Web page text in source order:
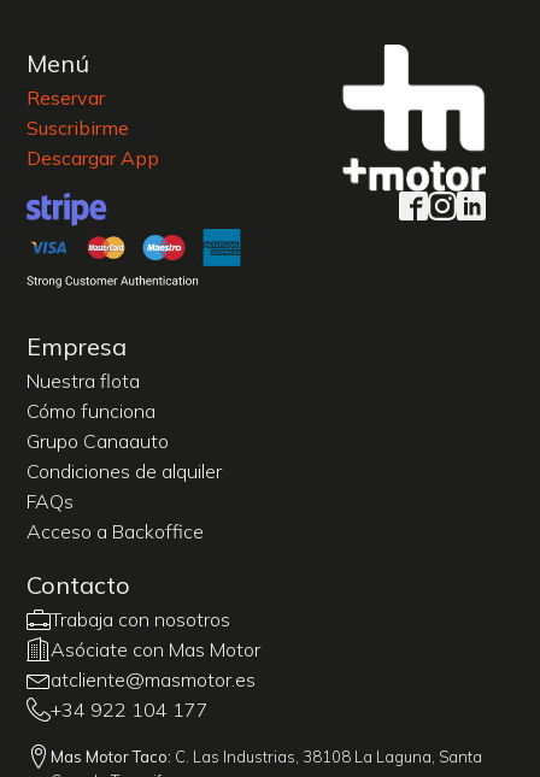
Menú
Reservar
Suscribirme
Descargar App
Empresa
Nuestra flota
Cómo funciona
Grupo Canaauto
Condiciones de alquiler
FAQs
Acceso a Backoffice
Contacto
Trabaja con nosotros
Asóciate con Mas Motor
atcliente@masmotor.es
+34 922 104 177
Mas Motor Taco: C. Las Industrias, 38108 La Laguna, Santa